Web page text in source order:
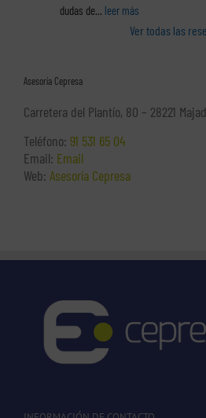
dudas de... leer más
Ver todas las
Asesoría Cepresa
Carretera del Plantío, 80 – 28221
Teléfono: 91 531 65 04
Email: Email
Web: Asesoría Cepresa